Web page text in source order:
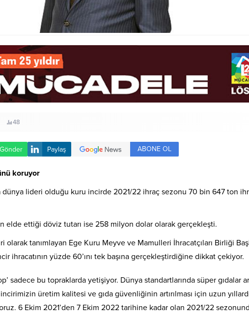
48
Gönder Paylaş ABONE OL
koruyor
dünya lideri olduğu kuru incirde 2021/22 ihraç sezonu 70 bin 647 ton
elde ettiği döviz tutarı ise 258 milyon dolar olarak gerçekleşti.
tanımlayan Ege Kuru Meyve ve Mamulleri İhracatçıları Birliği
ihracatının yüzde 60’ını tek başına gerçekleştirdiğine dikkat çekiyor.
sadece bu topraklarda yetişiyor. Dünya standartlarında süper gıdalar
üretim kalitesi ve gıda güvenliğinin artırılması için uzun
6 Ekim 2021’den 7 Ekim 2022 tarihine kadar olan 2021/22